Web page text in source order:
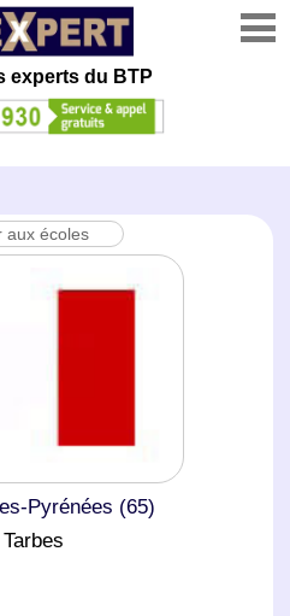
experts du BTP
aux écoles
Pyrénées (65)
Tarbes